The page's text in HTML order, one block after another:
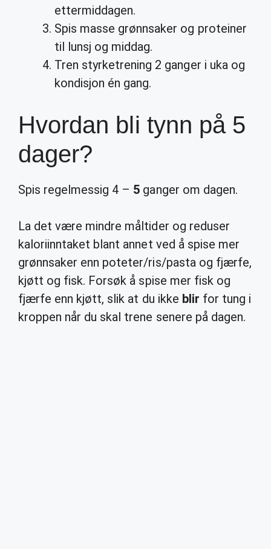
ettermiddagen.
Spis masse grønnsaker og proteiner
til lunsj og middag.
Tren styrketrening 2 ganger i uka og
kondisjon én gang.
Hvordan bli tynn på 5
dager?
Spis regelmessig 4 – 5 ganger om dagen.
La det være mindre måltider og reduser
kaloriinntaket blant annet ved å spise mer
grønnsaker enn poteter/ris/pasta og fjærfe,
kjøtt og fisk. Forsøk å spise mer fisk og
fjærfe enn kjøtt, slik at du ikke blir for tung i
kroppen når du skal trene senere på dagen.